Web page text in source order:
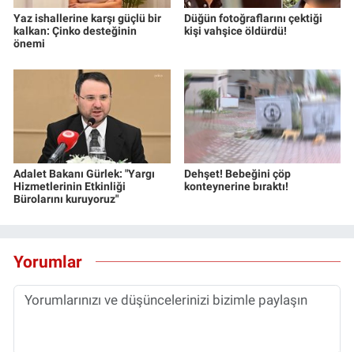
Yaz ishallerine karşı güçlü bir
kalkan: Çinko desteğinin
önemi
Düğün fotoğraflarını çektiği
kişi vahşice öldürdü!
Adalet Bakanı Gürlek: "Yargı
Hizmetlerinin Etkinliği
Bürolarını kuruyoruz"
Dehşet! Bebeğini çöp
konteynerine bıraktı!
Yorumlar